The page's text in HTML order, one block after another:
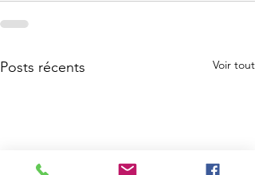
Posts récents Voir tout